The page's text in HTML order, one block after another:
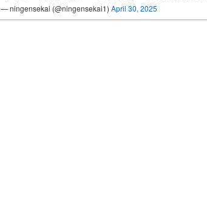
— ningensekai (@ningensekai1) April 30, 2025